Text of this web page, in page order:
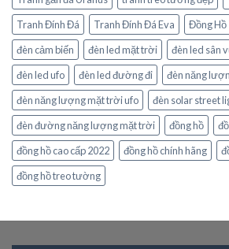
Tranh Đính Đá
Tranh Đính Đá Eva
Đồng Hồ
đèn cảm biến
đèn led mặt trời đèn led sân
đèn led ufo
đèn led đường đi
đèn năng
đèn năng lượng mặt trời ufo
đèn solar street
đèn đường năng lượng mặt trời
đồng hồ
đồng hồ cao cấp 2022
đồng hồ chính hãng
đồng hồ treo tường